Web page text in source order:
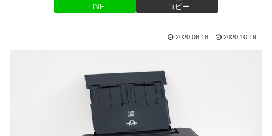
LINE コピー
2020.06.18 2020.10.19